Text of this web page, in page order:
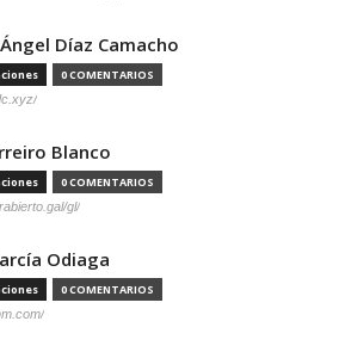
Díaz Camacho
0 COMENTARIOS
Blanco
0 COMENTARIOS
gl/
Odiaga
0 COMENTARIOS